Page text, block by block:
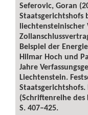
Seferovic, Goran
Staatsgerichtshofs
liechtensteinischer
Beispiel der
Hilmar Hoch und
Jahre
Liechtenstein.
Staatsgerichtshofs.
(Schriftenreihe
S. 407–425.